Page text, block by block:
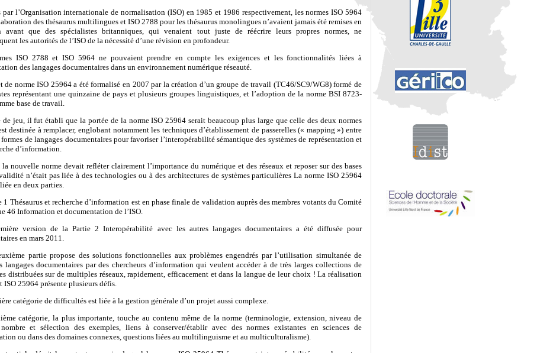
par l’Organisation internationale de normalisation (ISO) en 1985 et 1986 respectivement, les normes ISO 5964
des thésaurus multilingues et ISO 2788 pour les thésaurus monolingues n’avaient jamais été remises en
avant que des spécialistes britanniques, qui venaient tout juste de réécrire leurs propres normes, ne
les autorités de l’ISO de la nécessité d’une révision en profondeur.
ISO 2788 et ISO 5964 ne pouvaient prendre en compte les exigences et les fonctionnalités liées à
des langages documentaires dans un environnement numérique réseauté.
de norme ISO 25964 a été formalisé en 2007 par la création d’un groupe de travail (TC46/SC9/WG8) formé de
représentant une quinzaine de pays et plusieurs groupes linguistiques, et l’adoption de la norme BSI 8723-
base de travail.
de jeu, il fut établi que la portée de la norme ISO 25964 serait beaucoup plus large que celle des deux normes
destinée à remplacer, englobant notamment les techniques d’établissement de passerelles (« mapping ») entre
de langages documentaires pour favoriser l’interopérabilité sémantique des systèmes de représentation et
d’information.
la nouvelle norme devait refléter clairement l’importance du numérique et des réseaux et reposer sur des bases
n’était pas liée à des technologies ou à des architectures de systèmes particulières La norme ISO 25964
en deux parties.
1 Thésaurus et recherche d’information est en phase finale de validation auprès des membres votants du Comité
46 Information et documentation de l’ISO.
version de la Partie 2 Interopérabilité avec les autres langages documentaires a été diffusée pour
en mars 2011.
partie propose des solutions fonctionnelles aux problèmes engendrés par l’utilisation simultanée de
langages documentaires par des chercheurs d’information qui veulent accéder à de très larges collections de
distribuées sur de multiples réseaux, rapidement, efficacement et dans la langue de leur choix ! La réalisation
ISO 25964 présente plusieurs défis.
catégorie de difficultés est liée à la gestion générale d’un projet aussi complexe.
catégorie, la plus importante, touche au contenu même de la norme (terminologie, extension, niveau de
et sélection des exemples, liens à conserver/établir avec des normes existantes en sciences de
ou dans des domaines connexes, questions liées au multilinguisme et au multiculturalisme).